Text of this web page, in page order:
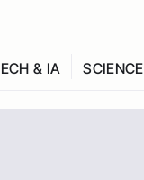
& IA SCIENCE